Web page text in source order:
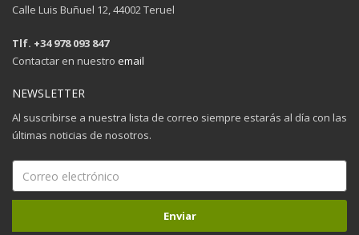
Calle Luis Buñuel 12, 44002 Teruel
Tlf. +34 978 093 847
Contactar en nuestro email
NEWSLETTER
Al suscribirse a nuestra lista de correo siempre estarás al día con las
últimas noticias de nosotros.